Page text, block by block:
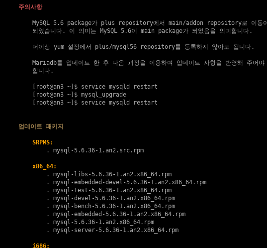
주의사항
    MySQL 5.6 package가 plus repository에서 main/addon repository로 이동이
    되었습니다. 이 의미는 MySQL 5.6이 main package가 되었음을 의미합니다.
    더이상 yum 설정에서 plus/mysql56 repository를 등록하지 않아도 됩니다.
    Mariadb를 업데이트 한 후 다음 과정을 이용하여 업데이트 사항을 반영해 주어야
    합니다.
    [root@an3 ~]$ service mysqld restart
    [root@an3 ~]$ mysql_upgrade
    [root@an3 ~]$ service mysqld restart
업데이트 패키지
SRPMS:
        .
mysql-5.6.36-1.an2.src.rpm
x86_64:
        .
mysql-libs-5.6.36-1.an2.x86_64.rpm
        .
mysql-embedded-devel-5.6.36-1.an2.x86_64.rpm
        .
mysql-test-5.6.36-1.an2.x86_64.rpm
        .
mysql-devel-5.6.36-1.an2.x86_64.rpm
        .
mysql-bench-5.6.36-1.an2.x86_64.rpm
        .
mysql-embedded-5.6.36-1.an2.x86_64.rpm
        .
mysql-5.6.36-1.an2.x86_64.rpm
        .
mysql-server-5.6.36-1.an2.x86_64.rpm
i686: